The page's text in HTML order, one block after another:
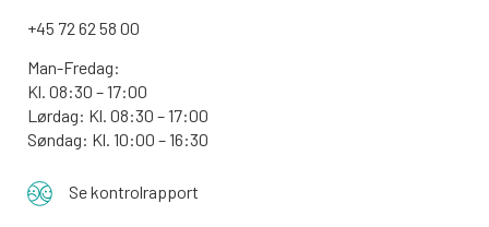
+45 72 62 58 00
Man-Fredag:
Kl. 08:30 – 17:00
Lørdag: Kl. 08:30 – 17:00
Søndag: Kl. 10:00 – 16:30
Se kontrolrapport